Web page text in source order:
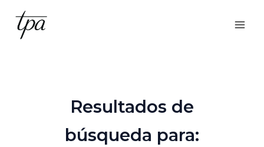
contenido
Resultados de
búsqueda para: